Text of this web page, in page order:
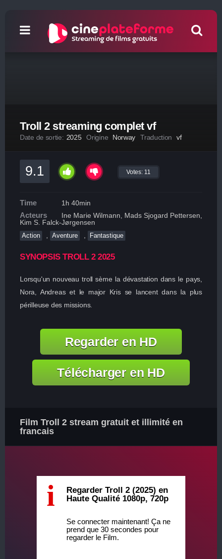
Troll 2 streaming complet vf
Date de sortie: 2025 Origine Norway Traduction vf
9.1 Votes: 11
Time 1h 40min
Acteurs
Ine Marie Wilmann, Mads Sjogard Pettersen,
Kim S. Falck-Jørgensen
Action Aventure Fantastique
SYNOPSIS TROLL 2 2025
Lorsqu'un nouveau troll sème la dévastation dans le pays,
Nora, Andreas et le major Kris se lancent dans la plus
périlleuse des missions.
Regarder en HD
Télécharger en HD
Film Troll 2 stream gratuit et illimité en
francais
i
Regarder Troll 2 (2025) en
Haute Qualité 1080p, 720p
Se connecter maintenant! Ça ne
prend que 30 secondes pour
regarder le Film.